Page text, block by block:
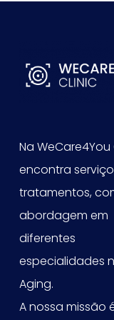
Na WeCare4You
encontra
tratamentos,
abordagem em
diferentes
especialidades
Aging.
A nossa missão